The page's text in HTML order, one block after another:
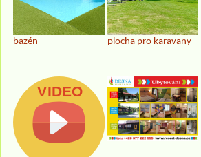
bazén plocha pro karavany